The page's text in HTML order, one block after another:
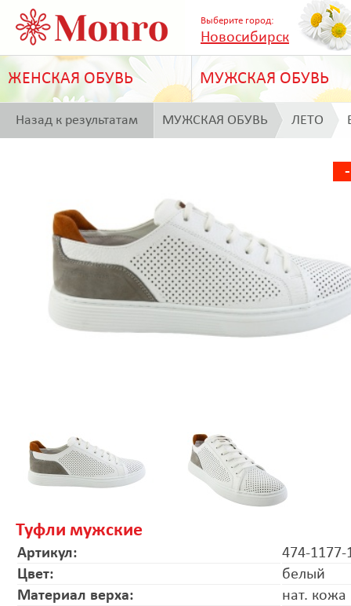
Выберите город:
Новосибирск
ЖЕНСКАЯ ОБУВЬ МУЖСКАЯ ОБУВЬ
Назад к результатам МУЖСКАЯ ОБУВЬ ЛЕТО
Туфли мужские
Артикул:
474-1177-
Цвет:
белый
Материал верха:
нат. кожа